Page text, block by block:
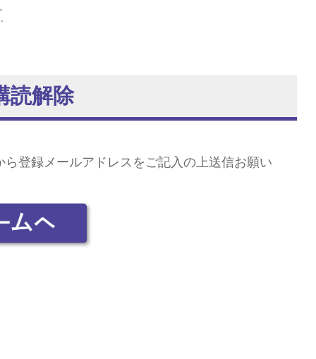
読解除
ら登録メールアドレスをご記入の上送信お願い